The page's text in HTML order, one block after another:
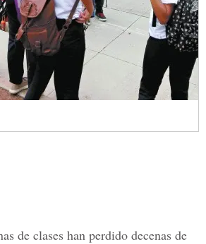
de clases han perdido decenas de